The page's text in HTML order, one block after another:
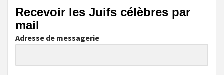
Recevoir les Juifs célèbres par
mail
Adresse de messagerie